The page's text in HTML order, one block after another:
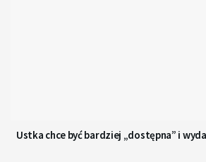
Ustka chce być bardziej „dostępna” i